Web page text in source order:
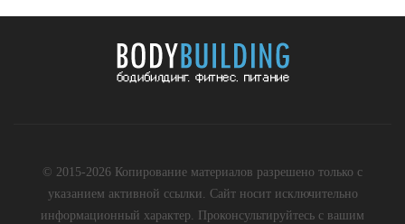
© 2015-2026 Копирование материалов разрешено только с
указанием активной ссылки. Сайт носит исключительно
информационный характер. Проконсультируйтесь с вашим